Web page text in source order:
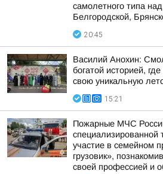
самолетного типа
Белгородской,
20:45
Василий Анохин:
богатой историей,
свою уникальную
15:21
Пожарные МЧС
специализированной
участие в семейном
грузовик»,
своей профессией и